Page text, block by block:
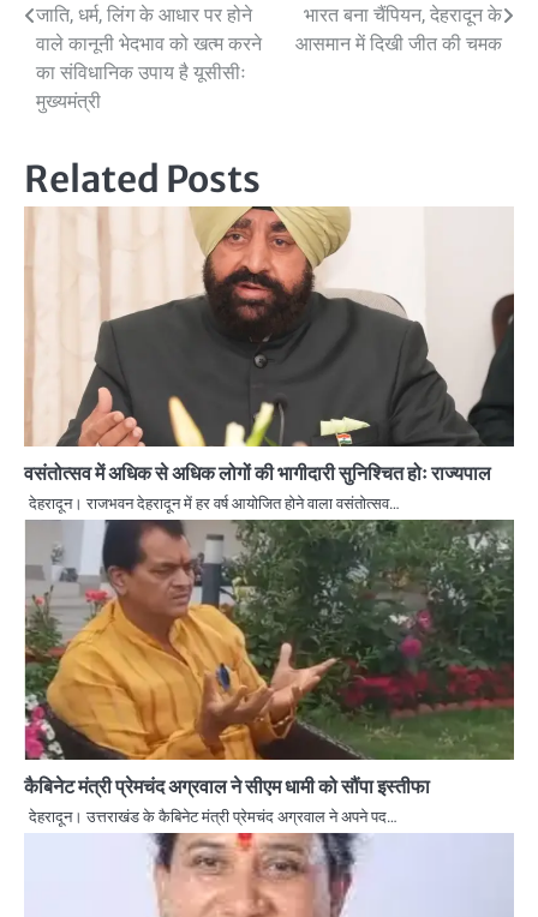
Post
navigation
जाति, धर्म, लिंग के आधार पर होने
वाले कानूनी भेदभाव को खत्म करने
का संविधानिक उपाय है यूसीसीः
मुख्यमंत्री
भारत बना चैंपियन, देहरादून के
आसमान में दिखी जीत की चमक
Related Posts
वसंतोत्सव में अधिक से अधिक लोगों की भागीदारी सुनिश्चित होः राज्यपाल
देहरादून। राजभवन देहरादून में हर वर्ष आयोजित होने वाला वसंतोत्सव…
कैबिनेट मंत्री प्रेमचंद अग्रवाल ने सीएम धामी को सौंपा इस्तीफा
देहरादून। उत्तराखंड के कैबिनेट मंत्री प्रेमचंद अग्रवाल ने अपने पद…